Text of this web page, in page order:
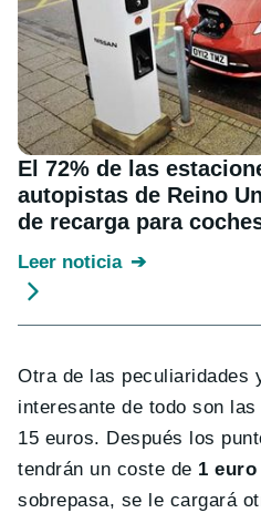
El 72% de las
autopistas de Reino
de recarga para
Leer noticia
Otra de las peculiaridades
interesante de todo son
15 euros. Después los
tendrán un coste de 1
sobrepasa, se le cargará